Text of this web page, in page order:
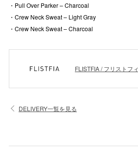
・Pull Over Parker – Charcoal
・Crew Neck Sweat – Light Gray
・Crew Neck Sweat – Charcoal
FLISTFIA / フリストフ
DELIVERY一覧を見る